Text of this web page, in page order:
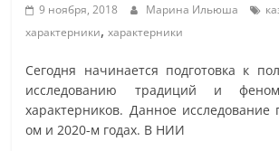
9 ноября, 2018 Марина Ильюша
характерники,характерники
Сегодня начинается подготовка к
исследованию традиций и
характерников. Данное исследование
ом и 2020-м годах. В НИИ